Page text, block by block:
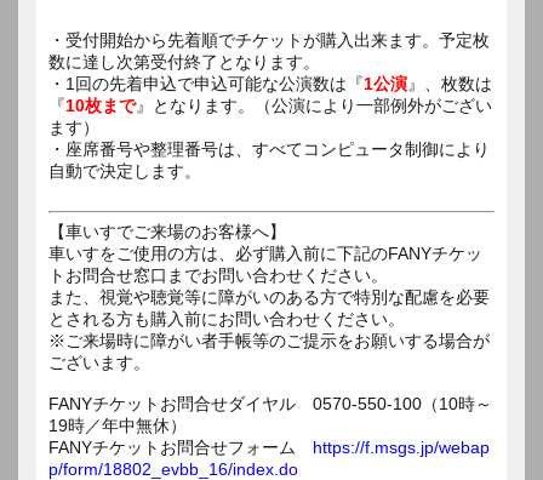
・受付開始から先着順でチケットが購入出来ます。予定枚
数に達し次第受付終了となります。
・1回の先着申込で申込可能な公演数は『1公演』、枚数は
『10枚まで』となります。（公演により一部例外がござい
ます）
・座席番号や整理番号は、すべてコンピュータ制御により
自動で決定します。
【車いすでご来場のお客様へ】
車いすをご使用の方は、必ず購入前に下記のFANYチケッ
トお問合せ窓口までお問い合わせください。
また、視覚や聴覚等に障がいのある方で特別な配慮を必要
とされる方も購入前にお問い合わせください。
※ご来場時に障がい者手帳等のご提示をお願いする場合が
ございます。
FANYチケットお問合せダイヤル 0570-550-100（10時～
19時／年中無休）
FANYチケットお問合せフォーム https://f.msgs.jp/webap
p/form/18802_evbb_16/index.do